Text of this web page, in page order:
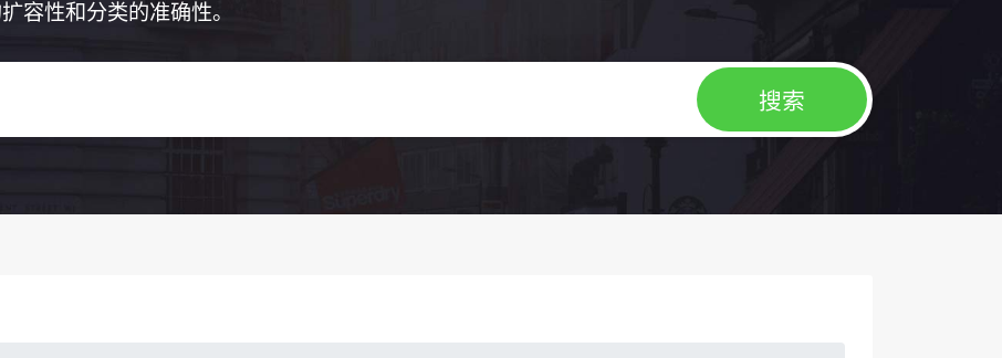
容性和分类的准确性。